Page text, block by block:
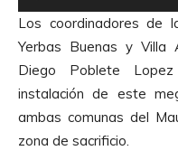
e
p
r
o
d
u
c
Los coordinadores de
Yerbas Buenas y Villa
Diego Poblete
instalación de este
ambas comunas del
zona de sacrificio.